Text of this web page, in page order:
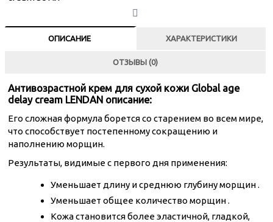
ОПИСАНИЕ ХАРАКТЕРИСТИКИ
ОТЗЫВЫ (0)
Антивозрастной крем для сухой кожи Global age
delay cream LENDAN описание:
Его сложная формула борется со старением во всем мире,
что способствует постепенному сокращению и
наполнению морщин.
Результаты, видимые с первого дня применения:
Уменьшает длину и среднюю глубину морщин .
Уменьшает общее количество морщин .
Кожа становится более эластичной, гладкой,